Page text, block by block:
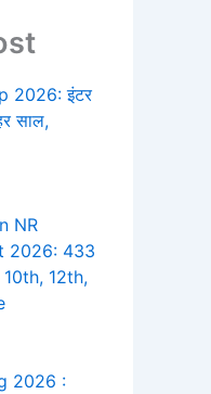
2026: इंटर
साल,
NR
2026: 433
12th,
2026 :